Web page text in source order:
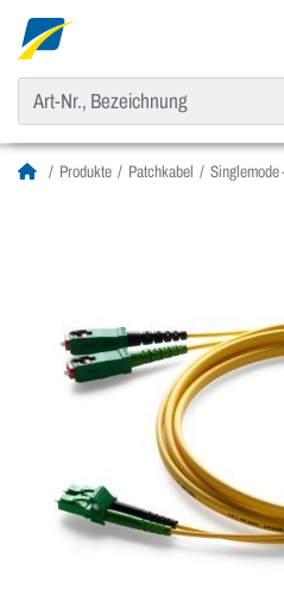
Produkte Patchkabel Singlemode